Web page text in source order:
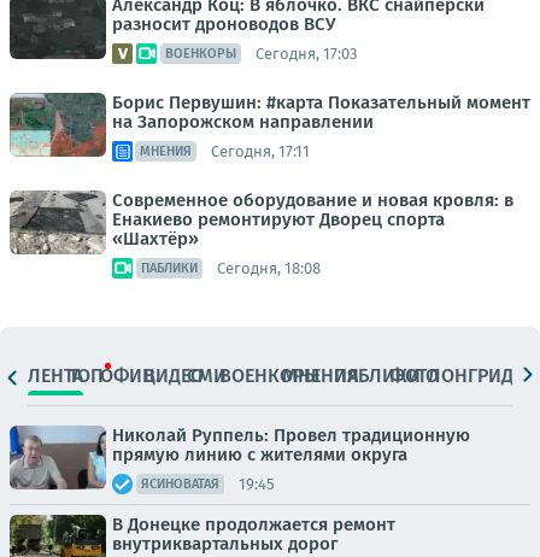
Александр Коц: В яблочко. ВКС снайперски
разносит дроноводов ВСУ
ВОЕНКОРЫ Сегодня, 17:03
Борис Первушин: #карта Показательный момент
на Запорожском направлении
МНЕНИЯ Сегодня, 17:11
Современное оборудование и новая кровля: в
Енакиево ремонтируют Дворец спорта
«Шахтёр»
ПАБЛИКИ Сегодня, 18:08
ЛЕНТАТОПОФИЦ.ВИДЕОСМИВОЕНКОРЫМНЕНИЯПАБЛИКИ
ФОТОЛОНГРИДЫ
Николай Руппель: Провел традиционную
прямую линию с жителями округа
ЯСИНОВАТАЯ 19:45
В Донецке продолжается ремонт
внутриквартальных дорог